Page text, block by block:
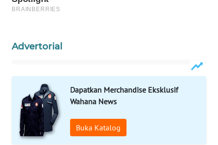
Advertorial
Dapatkan Merchandise Eksklusif
Wahana News
Buka Katalog
MASYARAKAT
KELISTRIKAN
WALINKI
ID